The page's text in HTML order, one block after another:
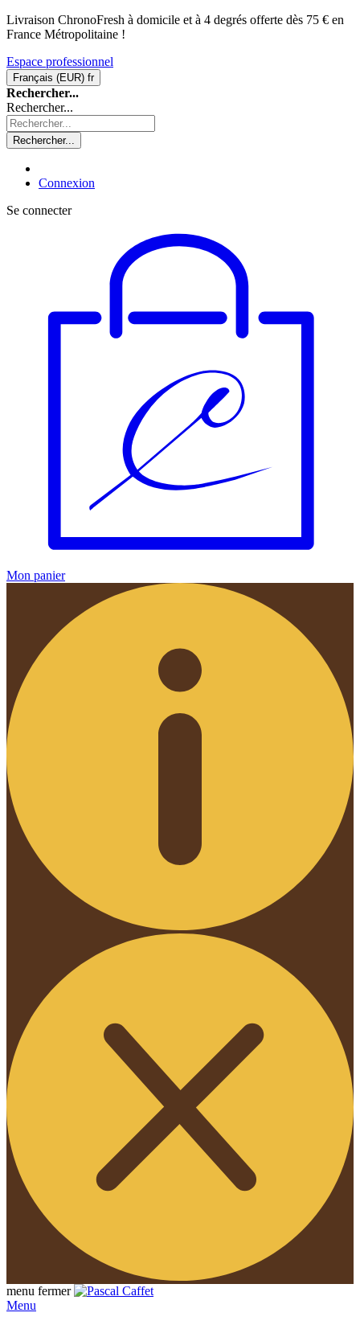
Livraison ChronoFresh à domicile et à 4 degrés offerte dès 75 € en
France Métropolitaine !
Espace professionnel
Français (EUR) fr
Rechercher...
Rechercher...
Rechercher...
Connexion
Se connecter
Mon panier
menu fermer
Menu